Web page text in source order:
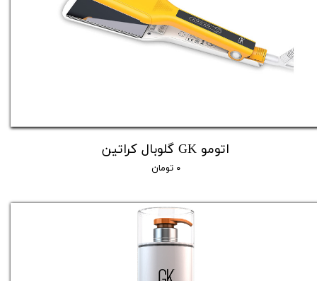
اتومو GK گلوبال کراتین
۰ تومان